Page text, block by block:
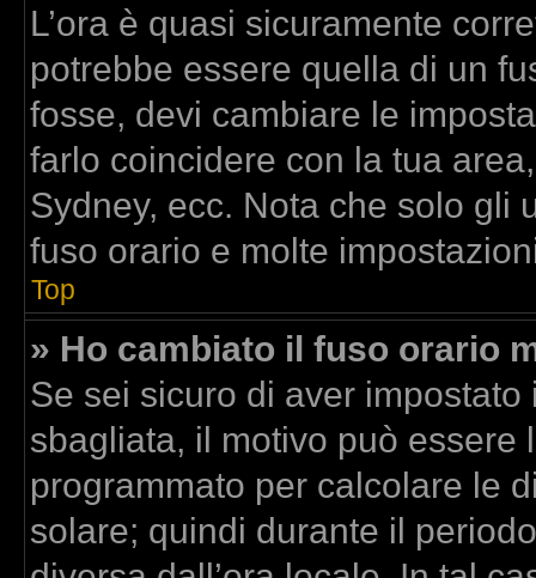
L’ora è quasi sicuramente
potrebbe essere quella di un
fosse, devi cambiare le
farlo coincidere con la tua
Sydney, ecc. Nota che solo gli
fuso orario e molte
Top
» Ho cambiato il fuso orario
Se sei sicuro di aver
sbagliata, il motivo può essere
programmato per calcolare le
solare; quindi durante il